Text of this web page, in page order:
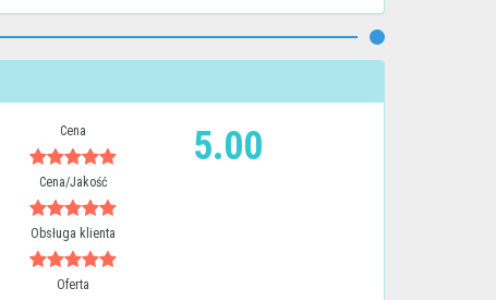
Cena
Cena/Jakość
Obsługa klienta
Oferta
5.00